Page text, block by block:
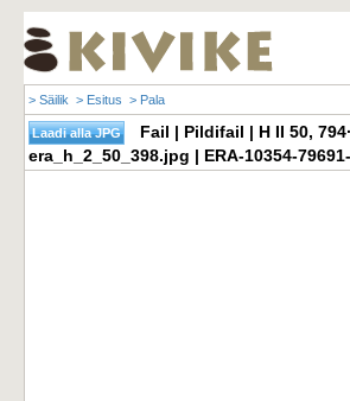
> Säilik > Esitus > Pala
Fail | Pildifail | H II 50,
era_h_2_50_398.jpg | ERA-10354-